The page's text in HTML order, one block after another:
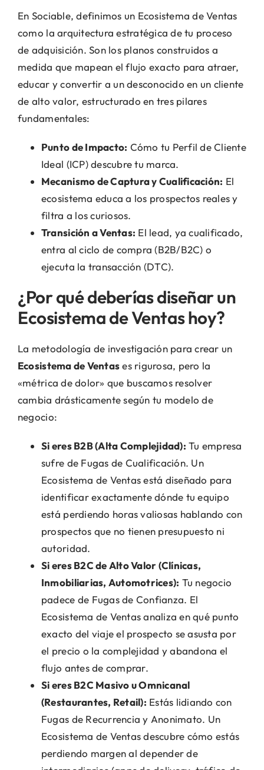
En Sociable, definimos un Ecosistema de Ventas
como la arquitectura estratégica de tu proceso
de adquisición. Son los planos construidos a
medida que mapean el flujo exacto para atraer,
educar y convertir a un desconocido en un cliente
de alto valor, estructurado en tres pilares
fundamentales:
Punto de Impacto: Cómo tu Perfil de Cliente
Ideal (ICP) descubre tu marca.
Mecanismo de Captura y Cualificación: El
ecosistema educa a los prospectos reales y
filtra a los curiosos.
Transición a Ventas: El lead, ya cualificado,
entra al ciclo de compra (B2B/B2C) o
ejecuta la transacción (DTC).
¿Por qué deberías diseñar un
Ecosistema de Ventas hoy?
La metodología de investigación para crear un
Ecosistema de Ventases rigurosa, pero la
«métrica de dolor» que buscamos resolver
cambia drásticamente según tu modelo de
negocio:
Si eres B2B (Alta Complejidad): Tu empresa
sufre de Fugas de Cualificación. Un
Ecosistema de Ventas está diseñado para
identificar exactamente dónde tu equipo
está perdiendo horas valiosas hablando con
prospectos que no tienen presupuesto ni
autoridad.
Si eres B2C de Alto Valor (Clínicas,
Inmobiliarias, Automotrices): Tu negocio
padece de Fugas de Confianza. El
Ecosistema de Ventas analiza en qué punto
exacto del viaje el prospecto se asusta por
el precio o la complejidad y abandona el
flujo antes de comprar.
Si eres B2C Masivo u Omnicanal
(Restaurantes, Retail): Estás lidiando con
Fugas de Recurrencia y Anonimato. Un
Ecosistema de Ventas descubre cómo estás
perdiendo margen al depender de